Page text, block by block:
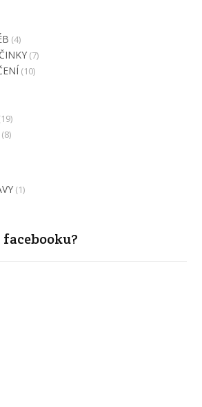
(4)
(7)
(10)
(8)
(1)
facebooku?